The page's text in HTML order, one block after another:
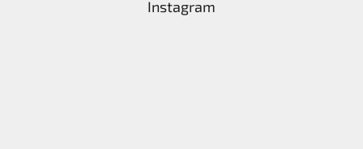
Instagram